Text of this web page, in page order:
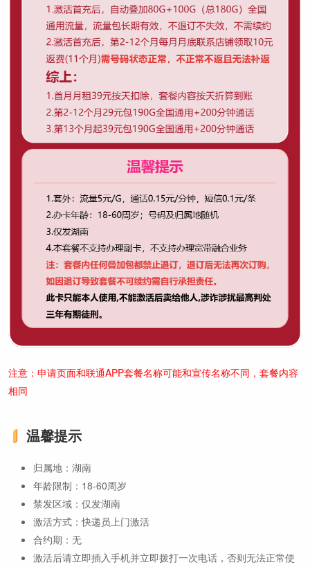
注意：申请页面和联通APP套餐名称可能和宣传名称不同，套餐内容
相同
温馨提示
归属地：湖南
年龄限制：18-60周岁
禁发区域：仅发湖南
激活方式：快递员上门激活
合约期：无
激活后请立即插入手机并立即拨打一次电话，否则无法正常使